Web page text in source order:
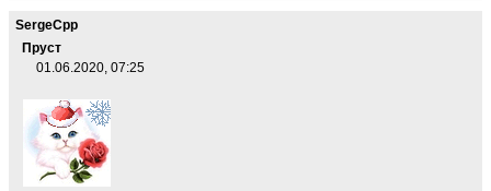
SergeCpp
Пруст
01.06.2020, 07:25